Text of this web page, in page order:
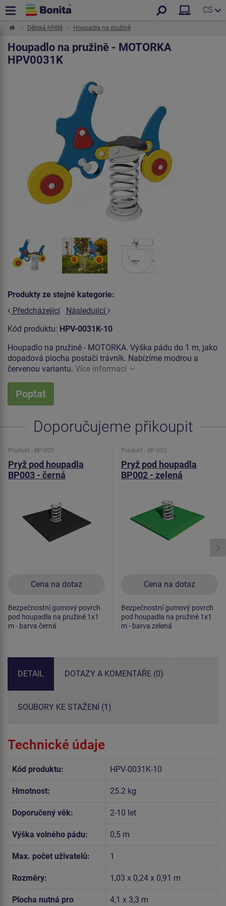
CS
Dětská hřiště Houpadla na pružině
Houpadlo na pružině - MOTORKA
HPV0031K
Produkty ze stejné kategorie:
Předcházející
Následující
Kód produktu: HPV-0031K-10
Houpadlo na pružině - MOTORKA. Výška pádu do 1 m, jako
dopadová plocha postačí trávník. Nabízíme modrou a
červenou variantu. Více informací
Poptat
Doporučujeme přikoupit
Produkt - BP-003
Pryž pod houpadla
BP003 - černá
Cena na dotaz
Bezpečnostní gumový povrch
pod houpadla na pružině 1x1
m - barva černá
Produkt - BP-002
Pryž pod houpadla
BP002 - zelená
Cena na dotaz
Bezpečnostní gumový povrch
pod houpadla na pružině 1x1
m - barva zelená
DETAIL DOTAZY A KOMENTÁŘE (0)
SOUBORY KE STAŽENÍ (1)
Technické údaje
Kód produktu: HPV-0031K-10
Hmotnost: 25.2 kg
Doporučený věk: 2-10 let
Výška volného pádu: 0,5 m
Max. počet uživatelů: 1
Rozměry: 1,03 x 0,24 x 0,91 m
Plocha nutná pro 4,1 x 3,3 m